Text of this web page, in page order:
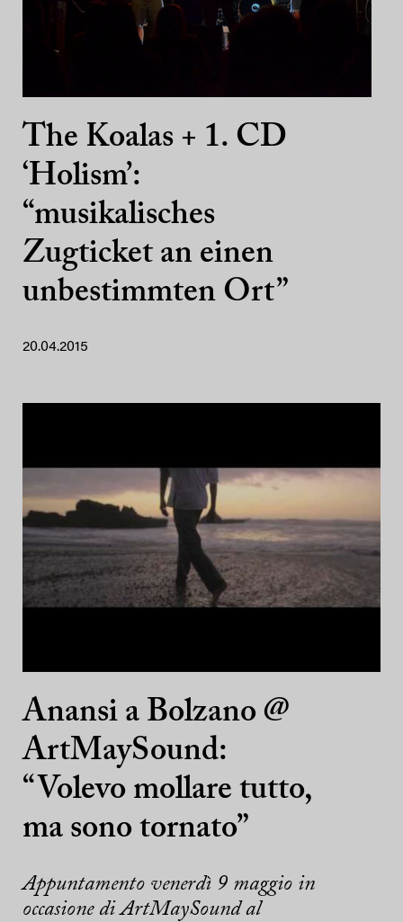
The Koalas + 1. CD
‘Holism’:
“musikalisches
Zugticket an einen
unbestimmten Ort”
20.04.2015
Anansi a Bolzano @
ArtMaySound:
“Volevo mollare tutto,
ma sono tornato”
Appuntamento venerdì 9 maggio in
occasione di ArtMaySound al